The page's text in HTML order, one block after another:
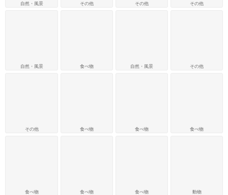
自然・風景
自然・風景
その他
食べ物
その他
食べ物
食べ物
食べ物
その他
自然・風景
食べ物
食べ物
その他
その他
食べ物
動物